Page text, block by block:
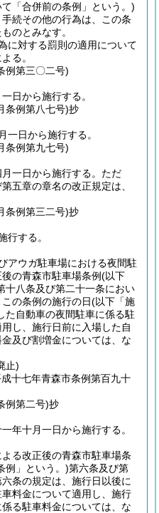
て「合併前の条例」という。)
続その他の行為は、この条
のとみなす。
に対する罰則の適用について
る。
例第三〇二号)
日から施行する。
条例第八七号)抄
一日から施行する。
条例第九七号)
一日から施行する。 ただ
五章の章名の改正規定は、
条例第三二号)抄
行する。
アウガ駐車場における夜間駐
の青森市駐車場条例(以下
十八条及び第二十一条におい
の条例の施行の日(以下「施
た自動車の夜間駐車に係る駐
し、施行日前に入場した自
及び割増金については、な
止)
十七年青森市条例第百九十
例第二号)抄
年十月一日から施行する。
る改正後の青森市駐車場条
例」という。)第六条及び第
条の規定は、施行日以後に
料金について適用し、施行
る駐車料金については、な